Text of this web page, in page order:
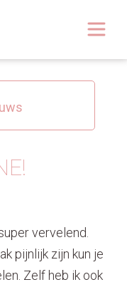
vervelend.
pijnlijk zijn kun je
Zelf heb ik ook